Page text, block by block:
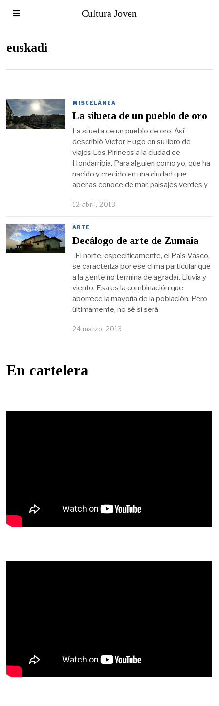
Cultura Joven
euskadi
MISCELÁNEA
La silueta de un pueblo de oro
La silueta de un pueblo de oro. Así
describió Víctor Hugo en su libro de
viajes Los Pirineos a la ciudad de
Hondarribia. Para alguien como yo, que ha
nacido y crecido en una ciudad que
apenas conoce de mar, paisajes verdes y
12 abril, 2013
ARTE
Decálogo de arte de Zumaia
El norte, especificamente, el País Vasco,
se caracteriza por ese clima particular que
a la gente no termina de agradar. Lluvia y
viento. Esa es la combinación que
aborrece la mayoría de la población. Pero
últimamente, no sé si será
24 marzo, 2013
En cartelera